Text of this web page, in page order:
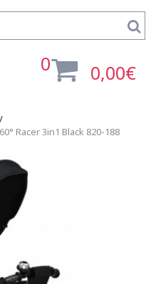
0 0,00€
Racer 3in1 Black 820-188